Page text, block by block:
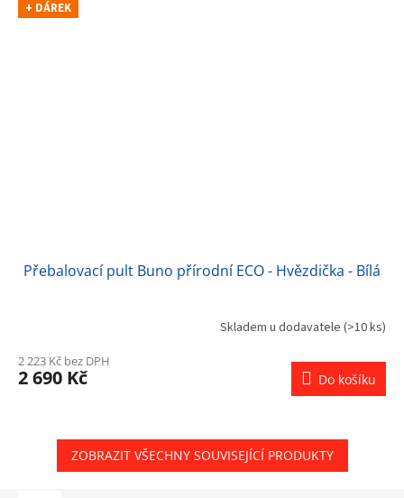
+ DÁREK
Přebalovací pult Buno přírodní ECO - Hvězdička - Bílá
Skladem u dodavatele (>10 ks)
2 223 Kč bez DPH
2 690 Kč Do košíku
ZOBRAZIT VŠECHNY SOUVISEJÍCÍ PRODUKTY